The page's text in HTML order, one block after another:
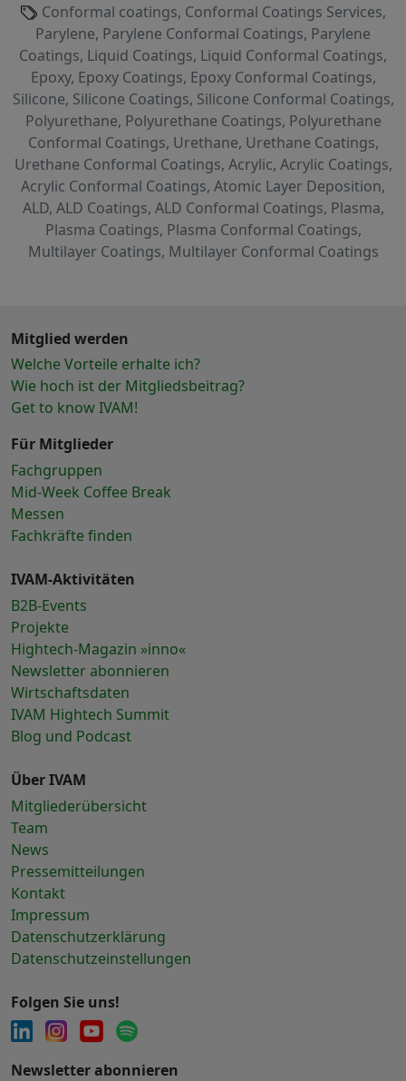
Conformal coatings, Conformal Coatings Services,
Parylene, Parylene Conformal Coatings, Parylene
Coatings, Liquid Coatings, Liquid Conformal Coatings,
Epoxy, Epoxy Coatings, Epoxy Conformal Coatings,
Silicone, Silicone Coatings, Silicone Conformal Coatings,
Polyurethane, Polyurethane Coatings, Polyurethane
Conformal Coatings, Urethane, Urethane Coatings,
Urethane Conformal Coatings, Acrylic, Acrylic Coatings,
Acrylic Conformal Coatings, Atomic Layer Deposition,
ALD, ALD Coatings, ALD Conformal Coatings, Plasma,
Plasma Coatings, Plasma Conformal Coatings,
Multilayer Coatings, Multilayer Conformal Coatings
Mitglied werden
Welche Vorteile erhalte ich?
Wie hoch ist der Mitgliedsbeitrag?
Get to know IVAM!
Für Mitglieder
Fachgruppen
Mid-Week Coffee Break
Messen
Fachkräfte finden
IVAM-Aktivitäten
B2B-Events
Projekte
Hightech-Magazin »inno«
Newsletter abonnieren
Wirtschaftsdaten
IVAM Hightech Summit
Blog und Podcast
Über IVAM
Mitgliederübersicht
Team
News
Pressemitteilungen
Kontakt
Impressum
Datenschutzerklärung
Datenschutzeinstellungen
Folgen Sie uns!
Newsletter abonnieren